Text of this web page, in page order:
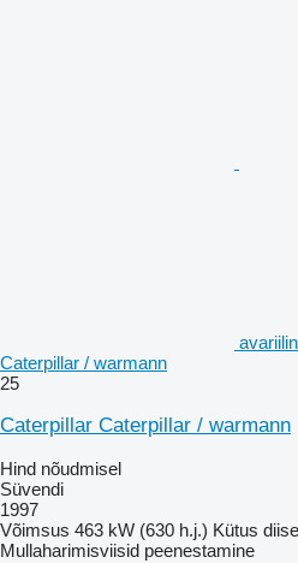
Caterpillar / warmann
25
Caterpillar Caterpillar / warmann
Hind nõudmisel
Süvendi
1997
Võimsus 463 kW (630 h.j.) Kütus
Mullaharimisviisid peenestamine